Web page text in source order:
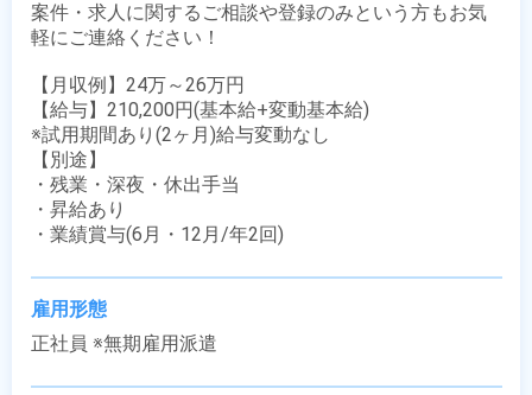
案件・求人に関するご相談や登録のみという方もお気
軽にご連絡ください！
【月収例】24万～26万円
【給与】210,200円(基本給+変動基本給)
※試用期間あり(2ヶ月)給与変動なし
【別途】
・残業・深夜・休出手当
・昇給あり
・業績賞与(6月・12月/年2回)
雇用形態
正社員 ※無期雇用派遣